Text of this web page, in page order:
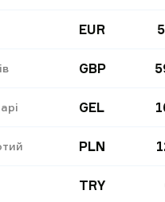
EUR
GBP
GEL
PLN
TRY